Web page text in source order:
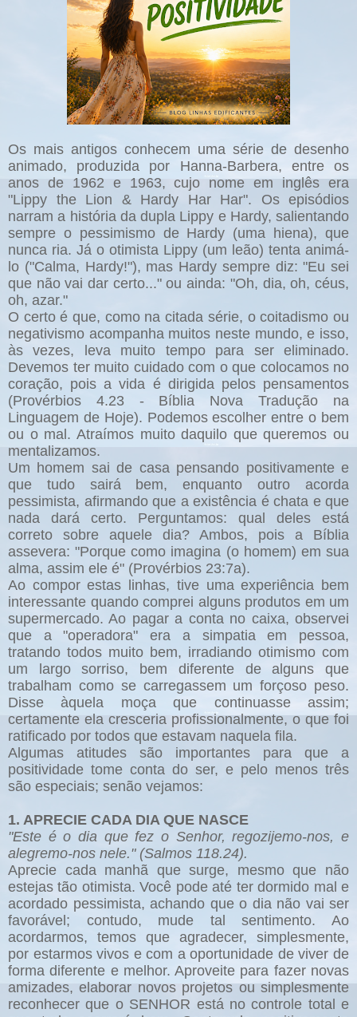
Os mais antigos conhecem uma série de desenho
animado, produzida por Hanna-Barbera, entre os
anos de 1962 e 1963, cujo nome em inglês era
"Lippy the Lion & Hardy Har Har". Os episódios
narram a história da dupla Lippy e Hardy, salientando
sempre o pessimismo de Hardy (uma hiena), que
nunca ria. Já o otimista Lippy (um leão) tenta animá-
lo ("Calma, Hardy!"), mas Hardy sempre diz: "Eu sei
que não vai dar certo..." ou ainda: "Oh, dia, oh, céus,
oh, azar."
O certo é que, como na citada série, o coitadismo ou
negativismo acompanha muitos neste mundo, e isso,
às vezes, leva muito tempo para ser eliminado.
Devemos ter muito cuidado com o que colocamos no
coração, pois a vida é dirigida pelos pensamentos
(Provérbios 4.23 - Bíblia Nova Tradução na
Linguagem de Hoje). Podemos escolher entre o bem
ou o mal. Atraímos muito daquilo que queremos ou
mentalizamos.
Um homem sai de casa pensando positivamente e
que tudo sairá bem, enquanto outro acorda
pessimista, afirmando que a existência é chata e que
nada dará certo. Perguntamos: qual deles está
correto sobre aquele dia? Ambos, pois a Bíblia
assevera: "Porque como imagina (o homem) em sua
alma, assim ele é" (Provérbios 23:7a).
Ao compor estas linhas, tive uma experiência bem
interessante quando comprei alguns produtos em um
supermercado. Ao pagar a conta no caixa, observei
que a "operadora" era a simpatia em pessoa,
tratando todos muito bem, irradiando otimismo com
um largo sorriso, bem diferente de alguns que
trabalham como se carregassem um forçoso peso.
Disse àquela moça que continuasse assim;
certamente ela cresceria profissionalmente, o que foi
ratificado por todos que estavam naquela fila.
Algumas atitudes são importantes para que a
positividade tome conta do ser, e pelo menos três
são especiais; senão vejamos:
1. APRECIE CADA DIA QUE NASCE
"Este é o dia que fez o Senhor, regozijemo-nos, e
alegremo-nos nele." (Salmos 118.24).
Aprecie cada manhã que surge, mesmo que não
estejas tão otimista. Você pode até ter dormido mal e
acordado pessimista, achando que o dia não vai ser
favorável; contudo, mude tal sentimento. Ao
acordarmos, temos que agradecer, simplesmente,
por estarmos vivos e com a oportunidade de viver de
forma diferente e melhor. Aproveite para fazer novas
amizades, elaborar novos projetos ou simplesmente
reconhecer que o SENHOR está no controle total e